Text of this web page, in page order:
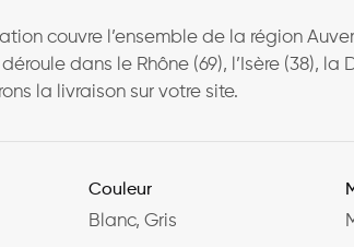
couvre l’ensemble de la région
dans le Rhône (69), l’Isère (38), la
la livraison sur votre site.
Couleur
Blanc, Gris